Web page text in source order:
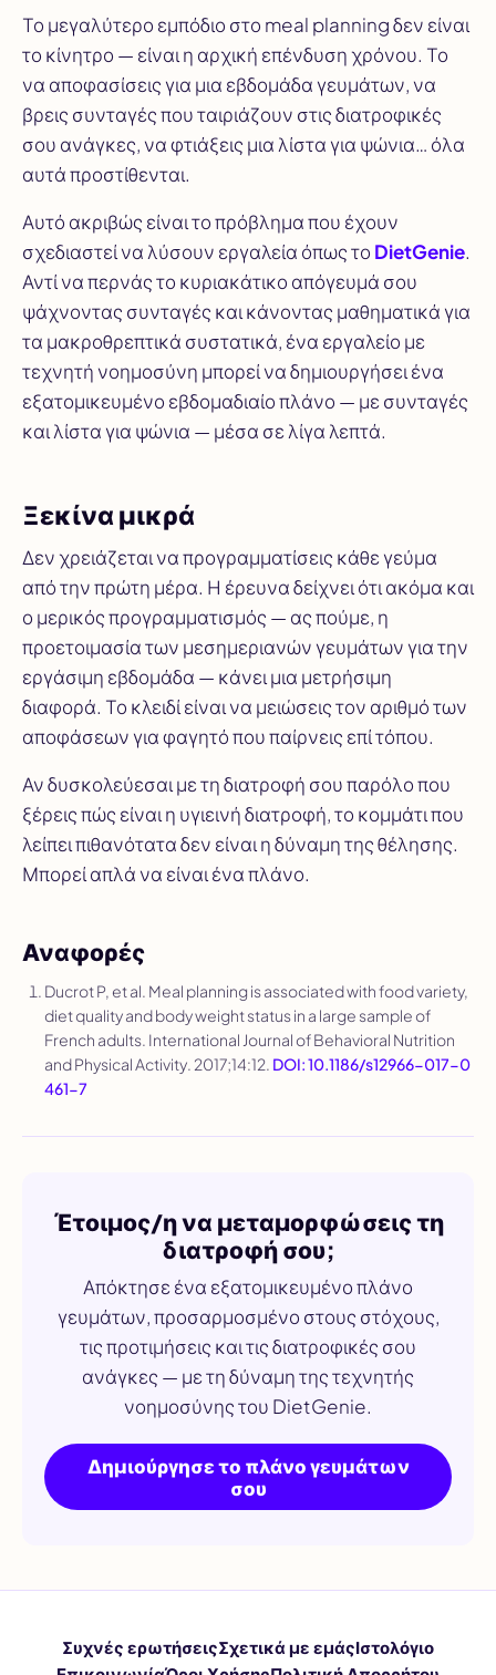
Το μεγαλύτερο εμπόδιο στο meal planning δεν είναι
το κίνητρο — είναι η αρχική επένδυση χρόνου. Το
να αποφασίσεις για μια εβδομάδα γευμάτων, να
βρεις συνταγές που ταιριάζουν στις διατροφικές
σου ανάγκες, να φτιάξεις μια λίστα για ψώνια… όλα
αυτά προστίθενται.
Αυτό ακριβώς είναι το πρόβλημα που έχουν
σχεδιαστεί να λύσουν εργαλεία όπως το DietGenie.
Αντί να περνάς το κυριακάτικο απόγευμά σου
ψάχνοντας συνταγές και κάνοντας μαθηματικά για
τα μακροθρεπτικά συστατικά, ένα εργαλείο με
τεχνητή νοημοσύνη μπορεί να δημιουργήσει ένα
εξατομικευμένο εβδομαδιαίο πλάνο — με συνταγές
και λίστα για ψώνια — μέσα σε λίγα λεπτά.
Ξεκίνα μικρά
Δεν χρειάζεται να προγραμματίσεις κάθε γεύμα
από την πρώτη μέρα. Η έρευνα δείχνει ότι ακόμα και
ο μερικός προγραμματισμός — ας πούμε, η
προετοιμασία των μεσημεριανών γευμάτων για την
εργάσιμη εβδομάδα — κάνει μια μετρήσιμη
διαφορά. Το κλειδί είναι να μειώσεις τον αριθμό των
αποφάσεων για φαγητό που παίρνεις επί τόπου.
Αν δυσκολεύεσαι με τη διατροφή σου παρόλο που
ξέρεις πώς είναι η υγιεινή διατροφή, το κομμάτι που
λείπει πιθανότατα δεν είναι η δύναμη της θέλησης.
Μπορεί απλά να είναι ένα πλάνο.
Αναφορές
Ducrot P, et al. Meal planning is associated with food variety,
diet quality and body weight status in a large sample of
French adults. International Journal of Behavioral Nutrition
and Physical Activity. 2017;14:12. DOI: 10.1186/s12966-017-0
461-7
Έτοιμος/η να μεταμορφώσεις τη
διατροφή σου;
Απόκτησε ένα εξατομικευμένο πλάνο
γευμάτων, προσαρμοσμένο στους στόχους,
τις προτιμήσεις και τις διατροφικές σου
ανάγκες — με τη δύναμη της τεχνητής
νοημοσύνης του DietGenie.
Δημιούργησε το πλάνο γευμάτων
σου
Συχνές ερωτήσειςΣχετικά με εμάςΙστολόγιο